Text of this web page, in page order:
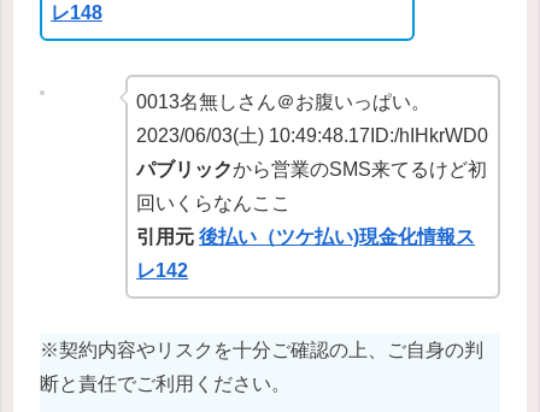
レ148
0013名無しさん＠お腹いっぱい。
2023/06/03(土) 10:49:48.17ID:/hIHkrWD0
パブリックから営業のSMS来てるけど初
回いくらなんここ
引用元後払い（ツケ払い)現金化情報ス
レ142
※契約内容やリスクを十分ご確認の上、ご自身の判
断と責任でご利用ください。